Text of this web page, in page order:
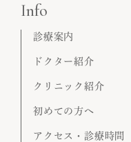
Info
診療案内
ドクター紹介
クリニック紹介
初めての方へ
アクセス・診療時間